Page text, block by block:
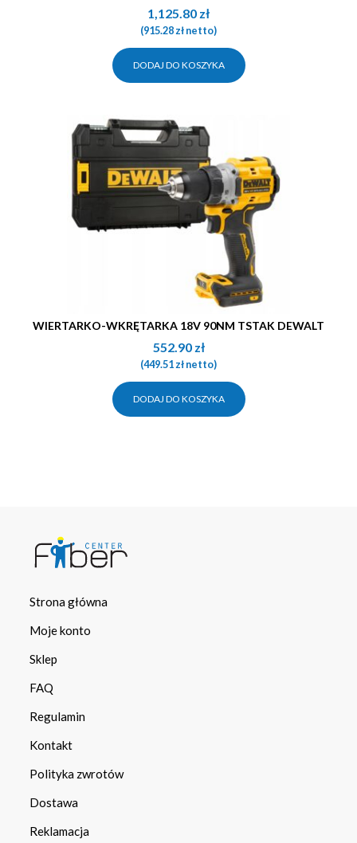
1,125.80 zł
(915.28złnetto)
DODAJ DO KOSZYKA
WIERTARKO-WKRĘTARKA 18V 90NM TSTAK DEWALT
552.90 zł
(449.51złnetto)
DODAJ DO KOSZYKA
Strona główna
Moje konto
Sklep
FAQ
Regulamin
Kontakt
Polityka zwrotów
Dostawa
Reklamacja